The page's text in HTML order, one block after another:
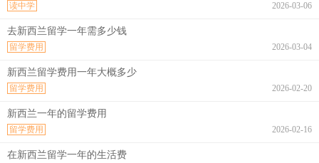
2026-03-06
读中学
去新西兰留学一年需多少钱
2026-03-04
留学费用
新西兰留学费用一年大概多少
2026-02-20
留学费用
新西兰一年的留学费用
2026-02-16
留学费用
在新西兰留学一年的生活费